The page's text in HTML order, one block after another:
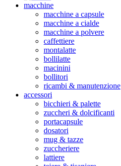
macchine
macchine a capsule
macchine a cialde
macchine a polvere
caffettiere
montalatte
bollilatte
macinini
bollitori
ricambi & manutenzione
accessori
bicchieri & palette
zuccheri & dolcificanti
portacapsule
dosatori
mug & tazze
zuccheriere
lattiere